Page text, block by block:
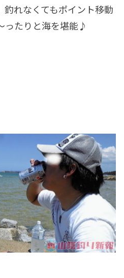
れなくてもポイント移動
ったりと海を堪能♪